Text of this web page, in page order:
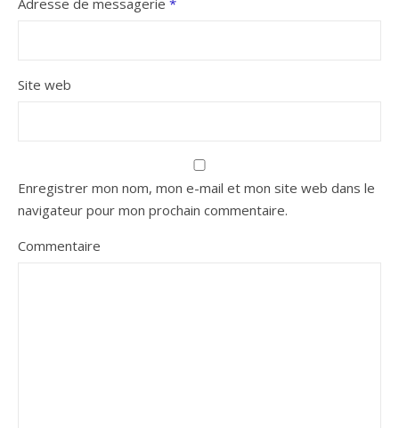
Site web
Enregistrer mon nom, mon e-mail et mon site web dans le
navigateur pour mon prochain commentaire.
Commentaire